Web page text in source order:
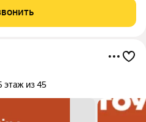
Сделан
этаж из 45